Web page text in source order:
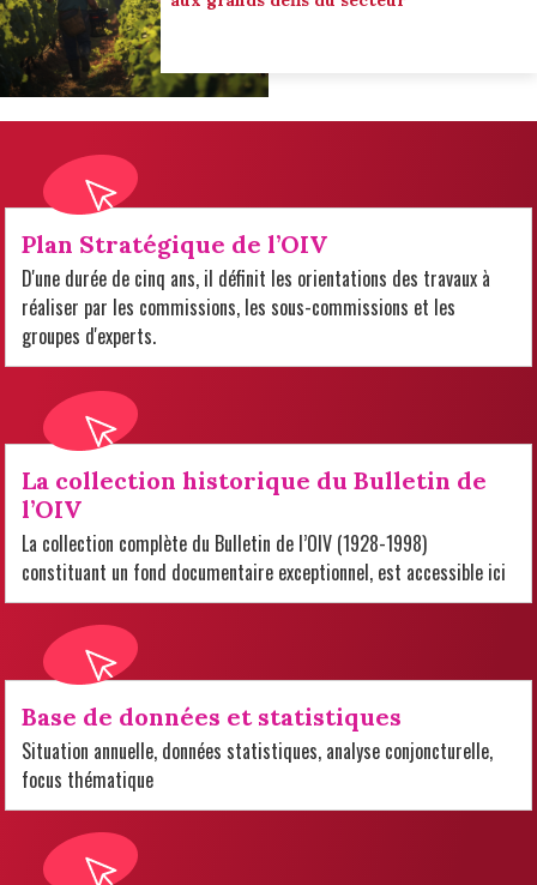
Plan Stratégique de l’OIV
D'une durée de cinq ans, il définit les orientations des travaux à
réaliser par les commissions, les sous-commissions et les
groupes d'experts.
La collection historique du Bulletin de
l’OIV
La collection complète du Bulletin de l’OIV (1928-1998)
constituant un fond documentaire exceptionnel, est accessible ici
Base de données et statistiques
Situation annuelle, données statistiques, analyse conjoncturelle,
focus thématique